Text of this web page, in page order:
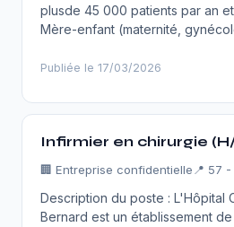
plusde 45 000 patients par an
Mère-enfant (maternité,
Publiée le 17/03/2026
Infirmier en chirurgie
🏢 Entreprise confidentielle 📍 57
Description du poste : L'Hôpital
Bernard est un établissement